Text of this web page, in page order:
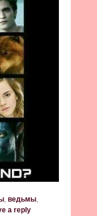
, ведьмы,
a reply